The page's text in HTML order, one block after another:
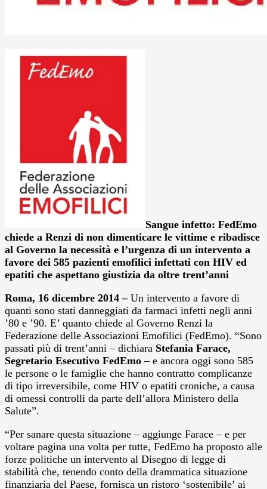
Sangue infetto: FedEmo
chiede a Renzi di non dimenticare le vittime e ribadisce
al Governo la necessità e l’urgenza di un intervento a
favore dei 585 pazienti emofilici infettati con HIV ed
epatiti che aspettano giustizia da oltre trent’anni
Roma, 16 dicembre 2014 – Un intervento a favore di
quanti sono stati danneggiati da farmaci infetti negli anni
’80 e ’90. E’ quanto chiede al Governo Renzi la
Federazione delle Associazioni Emofilici (FedEmo). “Sono
passati più di trent’anni – dichiara Stefania Farace,
Segretario Esecutivo FedEmo – e ancora oggi sono 585
le persone o le famiglie che hanno contratto complicanze
di tipo irreversibile, come HIV o epatiti croniche, a causa
di omessi controlli da parte dell’allora Ministero della
Salute”.
“Per sanare questa situazione – aggiunge Farace – e per
voltare pagina una volta per tutte, FedEmo ha proposto alle
forze politiche un intervento al Disegno di legge di
stabilità che, tenendo conto della drammatica situazione
finanziaria del Paese, fornisca un ristoro ‘sostenibile’ ai